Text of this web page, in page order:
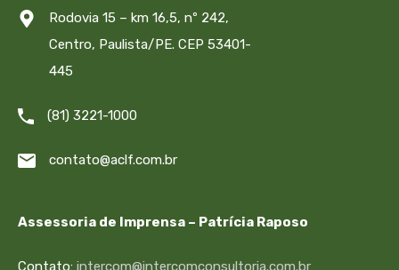
Rodovia 15 – km 16,5, nº 242,
Centro, Paulista/PE. CEP 53401-
445
(81) 3221-1000
contato@aclf.com.br
Assessoria de Imprensa – Patrícia Raposo
Contato: intercom@intercomconsultoria.com.br